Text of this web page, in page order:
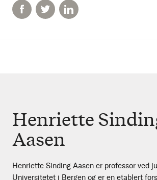
Henriette
Aasen
Henriette Sinding Aasen er professor ved
Universitetet i Bergen og er en etablert